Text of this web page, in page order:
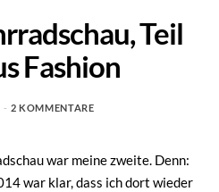
Teil
Fashion
2 KOMMENTARE
war meine zweite. Denn:
war klar, dass ich dort wieder